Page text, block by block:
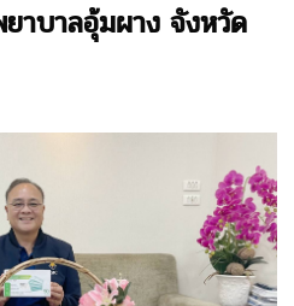
าบาลอุ้มผาง จังหวัด